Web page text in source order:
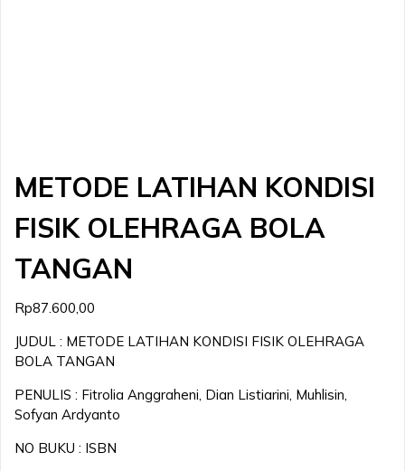
METODE LATIHAN KONDISI
FISIK OLEHRAGA BOLA
TANGAN
Rp87.600,00
JUDUL : METODE LATIHAN KONDISI FISIK OLEHRAGA
BOLA TANGAN
PENULIS : Fitrolia Anggraheni, Dian Listiarini, Muhlisin,
Sofyan Ardyanto
NO BUKU : ISBN